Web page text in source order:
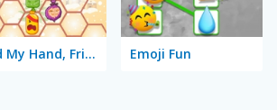
Hold My Hand, Friend Emoji Fun